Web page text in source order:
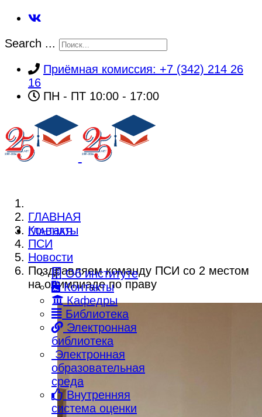
Search ...
Приёмная комиссия: +7 (342) 214 26
16
ПН - ПТ 10:00 - 17:00
ГЛАВНАЯ
Об институте
Контакты
Кафедры
Библиотека
Электронная
библиотека
Электронная
образовательная
среда
Внутренняя
система оценки
ГЛАВНАЯ
Контакты
ПСИ
Новости
Поздравляем команду ПСИ со 2 местом
на олимпиаде по праву